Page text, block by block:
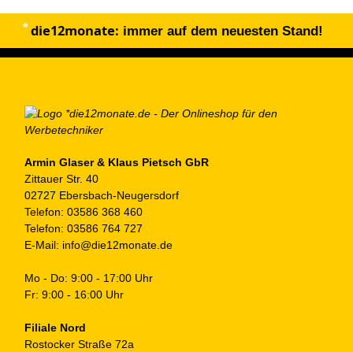
die12monate: immer auf dem neuesten Stand!
Armin Glaser & Klaus Pietsch GbR
Zittauer Str. 40
02727 Ebersbach-Neugersdorf
Telefon: 03586 368 460
Telefon: 03586 764 727
E-Mail: info@die12monate.de
Mo - Do: 9:00 - 17:00 Uhr
Fr: 9:00 - 16:00 Uhr
Filiale Nord
Rostocker Straße 72a